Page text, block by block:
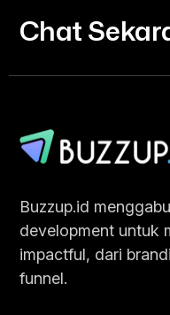
Chat
Chat
Buzzup.id
development untuk
impactful, dari
funnel.